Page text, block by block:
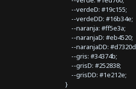
--verdeD: #19c155;
--verdeDD: #16b34e;
--naranja: #ff5e3a;
--naranjaD: #eb4520;
--naranjaDD:
--gris: #34374b;
--grisD: #252838;
--grisDD: #1e212e;
}